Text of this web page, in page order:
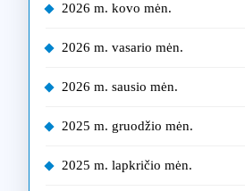
2026 m. kovo mėn.
2026 m. vasario mėn.
2026 m. sausio mėn.
2025 m. gruodžio mėn.
2025 m. lapkričio mėn.